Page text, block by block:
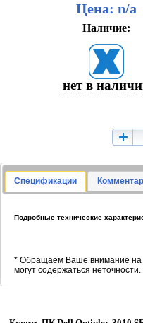
Цена: n/a
Наличие:
нет в
Спецификации
Подробные технические
* Обращаем Ваше внимание на
могут содержаться